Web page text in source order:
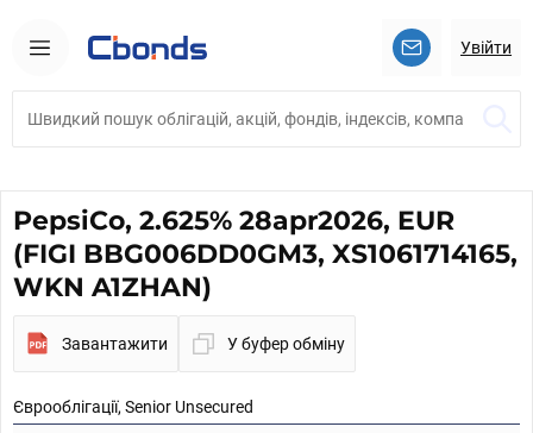
Увійти
PepsiCo, 2.625% 28apr2026, EUR
(FIGI BBG006DD0GM3, XS1061714165,
WKN A1ZHAN)
Завантажити У буфер обміну
Єврооблігації, Senior Unsecured